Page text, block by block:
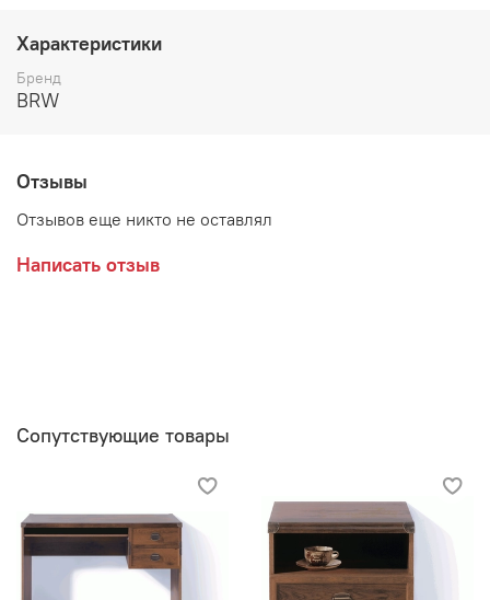
высота 1950 мм
Характеристики
Бренд
BRW
Отзывы
Отзывов еще никто не оставлял
Написать отзыв
Сопутствующие товары